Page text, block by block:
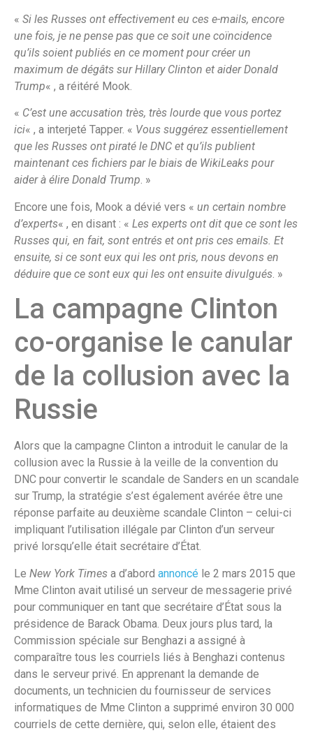
« Si les Russes ont effectivement eu ces e-mails, encore
une fois, je ne pense pas que ce soit une coïncidence
qu’ils soient publiés en ce moment pour créer un
maximum de dégâts sur Hillary Clinton et aider Donald
Trump« , a réitéré Mook.
« C’est une accusation très, très lourde que vous portez
ici« , a interjeté Tapper. « Vous suggérez essentiellement
que les Russes ont piraté le DNC et qu’ils publient
maintenant ces fichiers par le biais de WikiLeaks pour
aider à élire Donald Trump. »
Encore une fois, Mook a dévié vers « un certain nombre
d’experts« , en disant : « Les experts ont dit que ce sont les
Russes qui, en fait, sont entrés et ont pris ces emails. Et
ensuite, si ce sont eux qui les ont pris, nous devons en
déduire que ce sont eux qui les ont ensuite divulgués . »
La campagne Clinton
co-organise le canular
de la collusion avec la
Russie
Alors que la campagne Clinton a introduit le canular de la
collusion avec la Russie à la veille de la convention du
DNC pour convertir le scandale de Sanders en un scandale
sur Trump, la stratégie s’est également avérée être une
réponse parfaite au deuxième scandale Clinton – celui-ci
impliquant l’utilisation illégale par Clinton d’un serveur
privé lorsqu’elle était secrétaire d’État.
Le New York Times a d’abord annoncé le 2 mars 2015 que
Mme Clinton avait utilisé un serveur de messagerie privé
pour communiquer en tant que secrétaire d’État sous la
présidence de Barack Obama. Deux jours plus tard, la
Commission spéciale sur Benghazi a assigné à
comparaître tous les courriels liés à Benghazi contenus
dans le serveur privé. En apprenant la demande de
documents, un technicien du fournisseur de services
informatiques de Mme Clinton a supprimé environ 30 000
courriels de cette dernière, qui, selon elle, étaient des